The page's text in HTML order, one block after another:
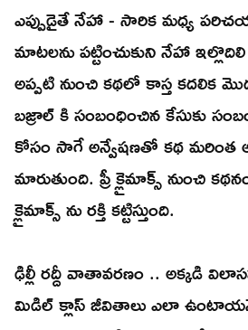
ఎప్పుడైతే నేహా - సారిక మధ్య
మాటలను పట్టించుకుని నేహా
అప్పటి నుంచి కథలో కాస్త కదలిక
బజ్రాల్ కి సంబంధించిన కేసుకు
కోసం సాగే అన్వేషణతో కథ మరింత
మారుతుంది. ప్రీ క్లైమాక్స్ నుంచి
క్లైమాక్స్ ను రక్తి కట్టిస్తుంది.
ఢిల్లీ రద్దీ వాతావరణం .. అక్కడి
మిడిల్ క్లాస్ జీవితాలు ఎలా